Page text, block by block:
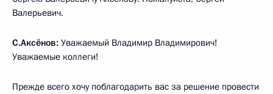
Валерьевич.
С.Аксёнов: Уважаемый Владимир Владимирович!
Уважаемые коллеги!
Прежде всего хочу поблагодарить вас за решение провести